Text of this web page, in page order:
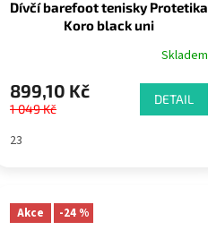
Dívčí barefoot tenisky Protetika
Koro black uni
Skladem
899,10 Kč
1 049 Kč
DETAIL
23
Akce -24 %